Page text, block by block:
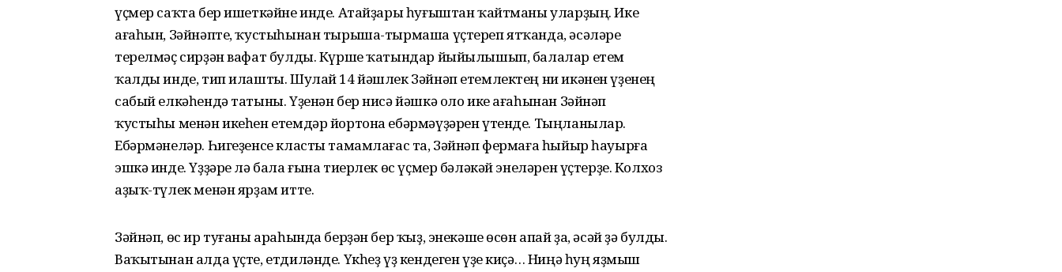
үҫмер саҡта бер ишеткәйне инде. Атайҙары һуғыштан ҡайтманы уларҙың. Ике
ағаһын, Зәйнәпте, ҡустыһынан тырыша-тырмаша үҫтереп ятҡанда, әсәләре
терелмәҫ сирҙән вафат булды. Күрше ҡатындар йыйылышып, балалар етем
ҡалды инде, тип илашты. Шулай 14 йәшлек Зәйнәп етемлектең ни икәнен үҙенең
сабый елкәһендә татыны. Үҙенән бер нисә йәшкә оло ике ағаһынан Зәйнәп
ҡустыһы менән икеһен етемдәр йортона ебәрмәүҙәрен үтенде. Тыңланылар.
Ебәрмәнеләр. Һигеҙенсе класты тамамлағас та, Зәйнәп фермаға һыйыр һауырға
эшкә инде. Үҙҙәре лә бала ғына тиерлек өс үҫмер бәләкәй энеләрен үҫтерҙе. Колхоз
аҙыҡ-түлек менән ярҙам итте.
Зәйнәп, өс ир туғаны араһында берҙән бер ҡыҙ, энекәше өсөн апай ҙа, әсәй ҙә булды.
Ваҡытынан алда үҫте, етдиләнде. Үкһеҙ үҙ кендеген үҙе киҫә… Ниңә һуң яҙмыш